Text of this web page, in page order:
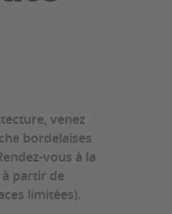
venez
bordelaises
vous à la
à partir de
limitées).